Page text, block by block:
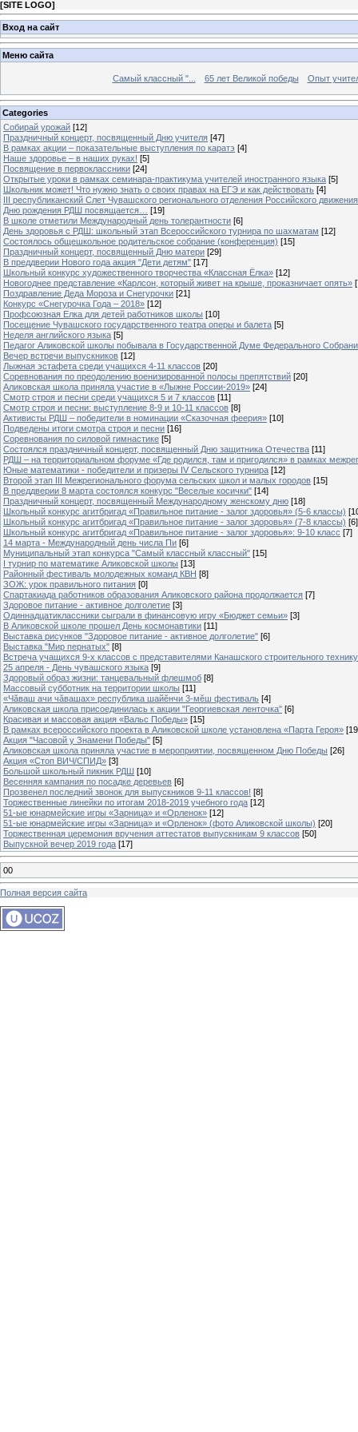
[SITE LOGO]
Вход на сайт
Меню сайта
Самый классный "... 65 лет Великой победы Опыт
Categories
Собирай урожай [12]
Праздничный концерт, посвященный Дню учителя [47]
В рамках акции – показательные выступления по каратэ [4]
Наше здоровье – в наших руках! [5]
Посвящение в первоклассники [24]
Открытые уроки в рамках семинара-практикума учителей иностранного языка [5]
Школьник может! Что нужно знать о своих правах на ЕГЭ и как действовать [4]
III республиканский Слет Чувашского регионального отделения Российского
Дню рождения РДШ посвящается…
[19]
В школе отметили Международный день толерантности [6]
День здоровья с РДШ: школьный этап Всероссийского турнира по шахматам [12]
Состоялось общешкольное родительское собрание (конференция) [15]
Праздничный концерт, посвященный Дню матери [29]
В преддверии Нового года акция "Дети детям" [17]
Школьный конкурс художественного творчества «Классная Ёлка» [12]
Новогоднее представление «Карлсон, который живет на крыше, проказничает опять»
Поздравление Деда Мороза и Снегурочки [21]
Конкурс «Снегурочка Года – 2018» [12]
Профсоюзная Елка для детей работников школы [10]
Посещение Чувашского государственного театра оперы и балета [5]
Неделя английского языка [5]
Педагог Аликовской школы побывала в Государственной Думе Федерального
Вечер встречи выпускников [12]
Лыжная эстафета среди учащихся 4-11 классов [20]
Cоревнования по преодолению военизированной полосы препятствий [20]
Аликовская школа приняла участие в «Лыжне России-2019» [24]
Смотр строя и песни среди учащихся 5 и 7 классов [11]
Смотр строя и песни: выступление 8-9 и 10-11 классов [8]
Активисты РДШ – победители в номинации «Сказочная феерия» [10]
Подведены итоги смотра строя и песни [16]
Соревнования по силовой гимнастике [5]
Состоялся праздничный концерт, посвященный Дню защитника Отечества [11]
РДШ – на территориальном форуме «Где родился, там и пригодился» в рамках
Юные математики - победители и призеры IV Сельского турнира [12]
Второй этап III Межрегионального форума сельских школ и малых городов [15]
В преддверии 8 марта состоялся конкурс "Веселые косички" [14]
Праздничный концерт, посвященный Международному женскому дню [18]
Школьный конкурс агитбригад «Правильное питание - залог здоровья» (5-6 классы)
Школьный конкурс агитбригад «Правильное питание - залог здоровья» (7-8 классы) [6]
Школьный конкурс агитбригад «Правильное питание - залог здоровья»: 9-10 класс [7]
14 марта - Международный день числа Пи [6]
Муниципальный этап конкурса "Самый классный классный" [15]
I турнир по математике Аликовской школы [13]
Районный фестиваль молодежных команд КВН [8]
ЗОЖ: урок правильного питания [0]
Спартакиада работников образования Аликовского района продолжается [7]
Здоровое питание - активное долголетие [3]
Одиннадцатиклассники сыграли в финансовую игру «Бюджет семьи» [3]
В Аликовской школе прошел День космонавтики [11]
Выставка рисунков "Здоровое питание - активное долголетие" [6]
Выставка "Мир пернатых" [8]
Встреча учащихся 9-х классов с представителями Канашского строительного
25 апреля - День чувашского языка [9]
Здоровый образ жизни: танцевальный флешмоб [8]
Массовый субботник на территории школы [11]
«Чăваш ачи чăвашах» республика шайĕнчи 3-мĕш фестиваль [4]
Аликовская школа присоединилась к акции "Георгиевская ленточка" [6]
Красивая и массовая акция «Вальс Победы» [15]
В рамках всероссийского проекта в Аликовской школе установлена «Парта Героя»
Акция "Часовой у Знамени Победы" [5]
Аликовская школа приняла участие в мероприятии, посвященном Дню Победы [26]
Акция «Стоп ВИЧ/СПИД» [3]
Большой школьный пикник РДШ [10]
Весенняя кампания по посадке деревьев [6]
Прозвенел последний звонок для выпускников 9-11 классов! [8]
Торжественные линейки по итогам 2018-2019 учебного года [12]
51-ые юнармейские игры «Зарница» и «Орленок» [12]
51-ые юнармейские игры «Зарница» и «Орленок» (фото Аликовской школы) [20]
Торжественная церемония вручения аттестатов выпускникам 9 классов [50]
Выпускной вечер 2019 года [17]
00
Полная версия сайта